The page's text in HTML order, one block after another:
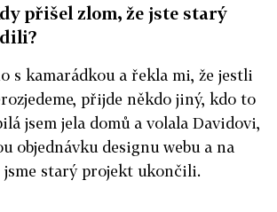
přišel zlom, že jste starý
s kamarádkou a řekla mi, že jestli
přijde někdo jiný, kdo to
jsem jela domů a volala Davidovi,
objednávku designu webu a na
starý projekt ukončili.